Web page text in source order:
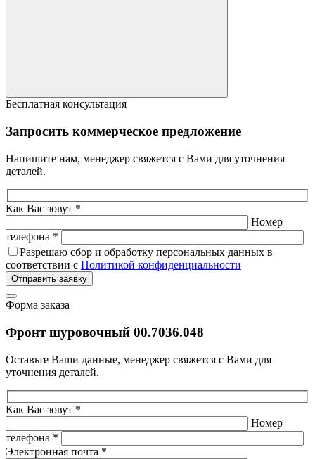
Бесплатная консультация
Запросить коммерческое предложение
Напишите нам, менеджер свяжется с Вами для уточнения
деталей.
Как Вас зовут *
Номер
телефона *
Разрешаю сбор и обработку персональных данных в
соответствии с Политикой конфиденциальности
Отправить заявку
Форма заказа
Фронт шуровочный 00.7036.048
Оставьте Ваши данные, менеджер свяжется с Вами для
уточнения деталей.
Как Вас зовут *
Номер
телефона *
Электронная почта *